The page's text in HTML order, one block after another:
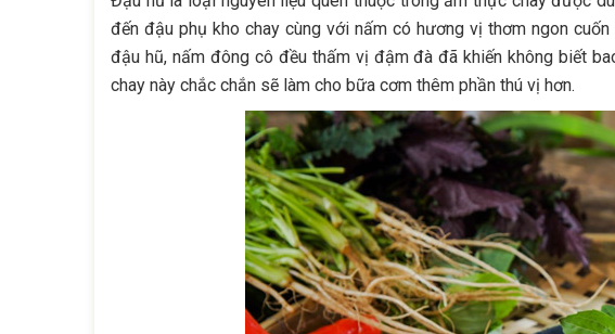
đến đậu phụ kho chay cùng với nấm có hương vị thơm ngon
đậu hũ, nấm đông cô đều thấm vị đậm đà đã khiến không biết
chay này chắc chắn sẽ làm cho bữa cơm thêm phần thú vị hơn.